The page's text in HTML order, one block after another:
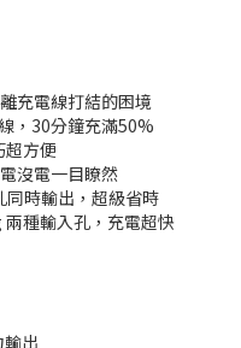
充電線打結的困境
，30分鐘充滿50%
方便
沒電一目瞭然
時輸出，超級省時
種輸入孔，充電超快
出